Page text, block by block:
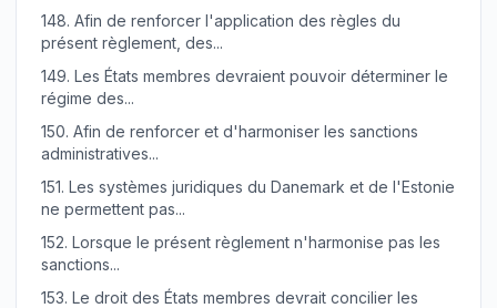
148. Afin de renforcer l'application des règles du
présent règlement, des...
149. Les États membres devraient pouvoir déterminer le
régime des...
150. Afin de renforcer et d'harmoniser les sanctions
administratives...
151. Les systèmes juridiques du Danemark et de l'Estonie
ne permettent pas...
152. Lorsque le présent règlement n'harmonise pas les
sanctions...
153. Le droit des États membres devrait concilier les